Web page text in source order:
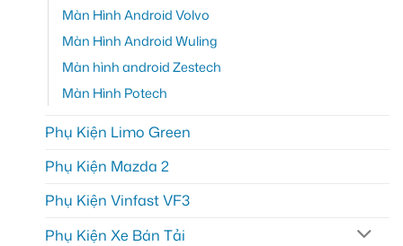
Màn Hình Android Volvo
Màn Hình Android Wuling
Màn hình android Zestech
Màn Hình Potech
Phụ Kiện Limo Green
Phụ Kiện Mazda 2
Phụ Kiện Vinfast VF3
Phụ Kiện Xe Bán Tải